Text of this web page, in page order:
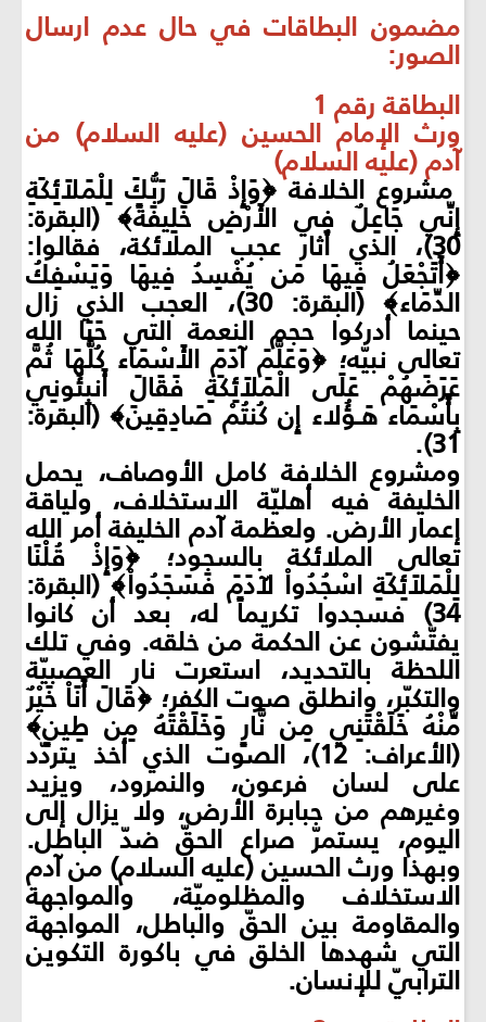
مضمون البطاقات في حال عدم ارسال
الصور:
البطاقة رقم 1
ورث الإمام الحسين (عليه السلام) من
آدم (عليه السلام)
مشروع الخلافة ﴿وَإِذْ قَالَ رَبُّكَ لِلْمَلاَئِكَةِ
إِنِّي جَاعِلٌ فِي الأَرْضِ خَلِيفَةً﴾ (البقرة:
30)، الذي أثار عجب الملائكة، فقالوا:
﴿أَتَجْعَلُ فِيهَا مَن يُفْسِدُ فِيهَا وَيَسْفِكُ
الدِّمَاء﴾ (البقرة: 30)، العجب الذي زال
حينما أدركوا حجم النعمة التي حَبَا الله
تعالى نبيّه؛ ﴿وَعَلَّمَ آدَمَ الأَسْمَاء كُلَّهَا ثُمَّ
عَرَضَهُمْ عَلَى الْمَلاَئِكَةِ فَقَالَ أَنبِئُونِي
بِأَسْمَاء هَـؤُلاء إِن كُنتُمْ صَادِقِينَ﴾ (البقرة:
31).
ومشروع الخلافة كامل الأوصاف، يحمل
الخليفة فيه أهليّة الاستخلاف، ولياقة
إعمار الأرض. ولعظمة آدم الخليفة أمر الله
تعالى الملائكة بالسجود؛ ﴿وَإِذْ قُلْنَا
لِلْمَلاَئِكَةِ اسْجُدُواْ لآدَمَ فَسَجَدُواْ﴾ (البقرة:
34) فسجدوا تكريماً له، بعد أن كانوا
يفتّشون عن الحكمة من خلقه. وفي تلك
اللحظة بالتحديد، استعرت نار العصبيّة
والتكبّر، وانطلق صوت الكفر؛ ﴿قَالَ أَنَاْ خَيْرٌ
مِّنْهُ خَلَقْتَنِي مِن نَّارٍ وَخَلَقْتَهُ مِن طِينٍ﴾
(الأعراف: 12)، الصوت الذي أخذ يتردّد
على لسان فرعون، والنمرود، ويزيد
وغيرهم من جبابرة الأرض، ولا يزال إلى
اليوم، يستمرّ صراع الحقّ ضدّ الباطل.
وبهذا ورث الحسين (عليه السلام) من آدم
الاستخلاف والمظلوميّة، والمواجهة
والمقاومة بين الحقّ والباطل، المواجهة
التي شهدها الخلق في باكورة التكوين
الترابيّ للإنسان.